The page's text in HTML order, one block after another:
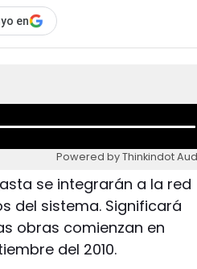
en
Powered by Thinkindot
se integrarán a la red
del sistema. Significará
obras comienzan en
del 2010.